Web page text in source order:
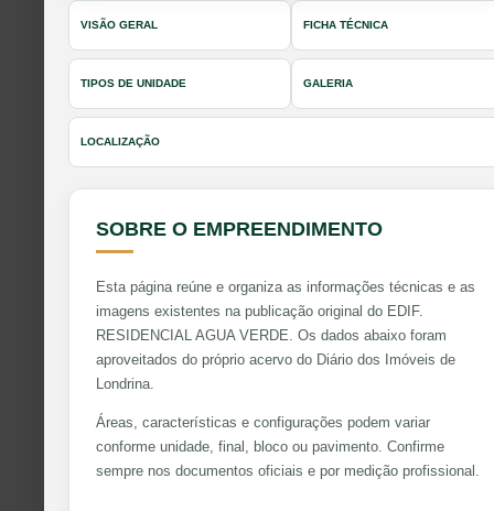
VISÃO GERAL FICHA TÉCNICA
TIPOS DE UNIDADE GALERIA
LOCALIZAÇÃO
SOBRE O EMPREENDIMENTO
Esta página reúne e organiza as informações técnicas e as
imagens existentes na publicação original do EDIF.
RESIDENCIAL AGUA VERDE. Os dados abaixo foram
aproveitados do próprio acervo do Diário dos Imóveis de
Londrina.
Áreas, características e configurações podem variar
conforme unidade, final, bloco ou pavimento. Confirme
sempre nos documentos oficiais e por medição profissional.